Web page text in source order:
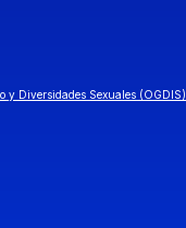
y Diversidades Sexuales (OGDIS)